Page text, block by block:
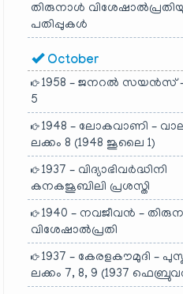
തിരുനാൾ
പതിപ്പുകൾ
October
1958 – ജനറൽ സയൻസ്
5
1948 – ലോകവാണി –
ലക്കം 8 (1948 ജൂലൈ 1)
1937 – വിദ്യാഭിവർദ്ധിനി
കനകജൂബിലി പ്രശസ്തി
1940 – നവജീവൻ –
വിശേഷാൽപ്രതി
1937 – കേരളകൗമുദി –
ലക്കം 7, 8, 9 (1937